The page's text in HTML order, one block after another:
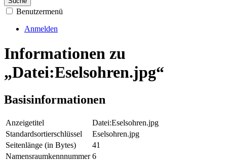
Benutzermenü
Anmelden
Informationen zu
„Datei:Eselsohren.jpg“
Basisinformationen
Anzeigetitel
Datei:Eselsohren.jpg
Standardsortierschlüssel
Eselsohren.jpg
Seitenlänge (in Bytes)
41
Namensraumkennnummer 6